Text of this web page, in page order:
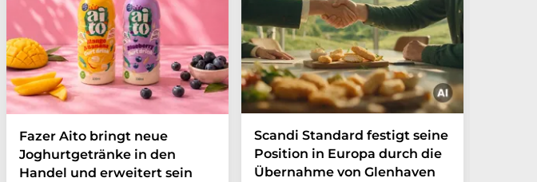
Fazer Aito bringt neue
Joghurtgetränke in den
Handel und erweitert sein
Scandi Standard festigt seine
Position in Europa durch die
Übernahme von Glenhaven